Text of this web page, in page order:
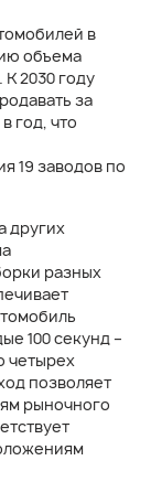
в
объема
2030 году
за
год, что
19 заводов по
других
разных
100 секунд –
четырех
позволяет
рыночного